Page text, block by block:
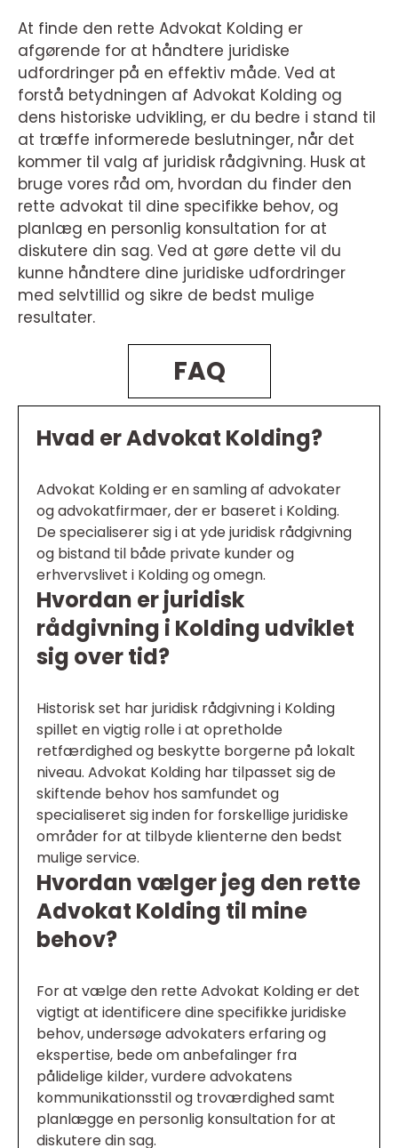
At finde den rette Advokat Kolding er
afgørende for at håndtere juridiske
udfordringer på en effektiv måde. Ved at
forstå betydningen af Advokat Kolding og
dens historiske udvikling, er du bedre i stand til
at træffe informerede beslutninger, når det
kommer til valg af juridisk rådgivning. Husk at
bruge vores råd om, hvordan du finder den
rette advokat til dine specifikke behov, og
planlæg en personlig konsultation for at
diskutere din sag. Ved at gøre dette vil du
kunne håndtere dine juridiske udfordringer
med selvtillid og sikre de bedst mulige
resultater.
FAQ
Hvad er Advokat Kolding?
Advokat Kolding er en samling af advokater
og advokatfirmaer, der er baseret i Kolding.
De specialiserer sig i at yde juridisk rådgivning
og bistand til både private kunder og
erhvervslivet i Kolding og omegn.
Hvordan er juridisk
rådgivning i Kolding udviklet
sig over tid?
Historisk set har juridisk rådgivning i Kolding
spillet en vigtig rolle i at opretholde
retfærdighed og beskytte borgerne på lokalt
niveau. Advokat Kolding har tilpasset sig de
skiftende behov hos samfundet og
specialiseret sig inden for forskellige juridiske
områder for at tilbyde klienterne den bedst
mulige service.
Hvordan vælger jeg den rette
Advokat Kolding til mine
behov?
For at vælge den rette Advokat Kolding er det
vigtigt at identificere dine specifikke juridiske
behov, undersøge advokaters erfaring og
ekspertise, bede om anbefalinger fra
pålidelige kilder, vurdere advokatens
kommunikationsstil og troværdighed samt
planlægge en personlig konsultation for at
diskutere din sag.